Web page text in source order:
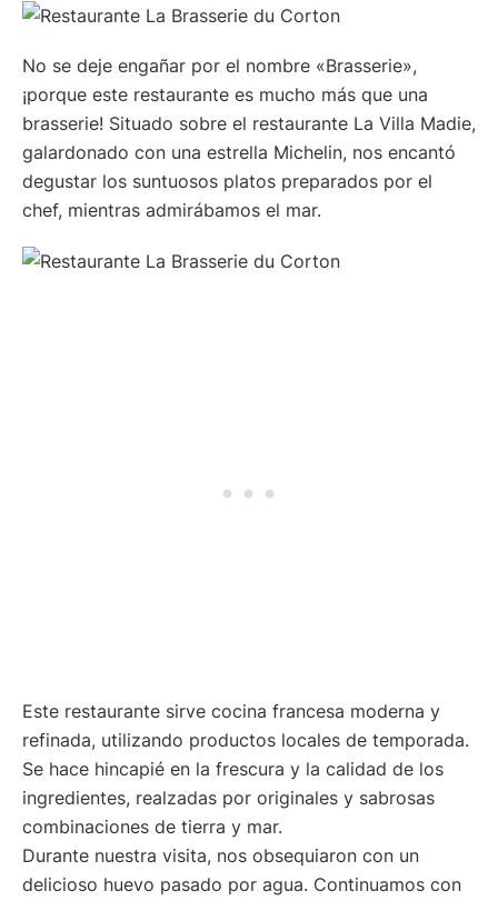
No se deje engañar por el nombre «Brasserie»,
¡porque este restaurante es mucho más que una
brasserie! Situado sobre el restaurante La Villa Madie,
galardonado con una estrella Michelin, nos encantó
degustar los suntuosos platos preparados por el
chef, mientras admirábamos el mar.
Este restaurante sirve cocina francesa moderna y
refinada, utilizando productos locales de temporada.
Se hace hincapié en la frescura y la calidad de los
ingredientes, realzadas por originales y sabrosas
combinaciones de tierra y mar.
Durante nuestra visita, nos obsequiaron con un
delicioso huevo pasado por agua. Continuamos con